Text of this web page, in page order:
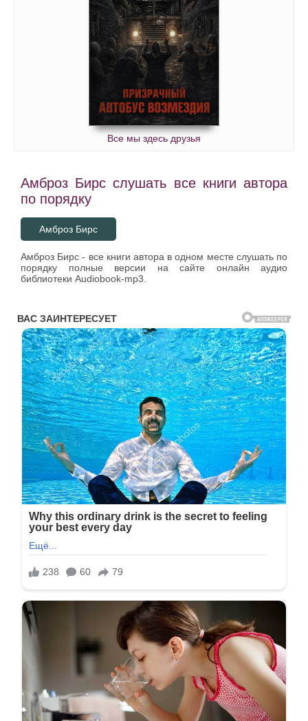
Все мы здесь друзья
Амброз Бирс слушать все книги автора
по порядку
Амброз Бирс
Амброз Бирс - все книги автора в одном месте слушать по
порядку полные версии на сайте онлайн аудио
библиотеки Audiobook-mp3.